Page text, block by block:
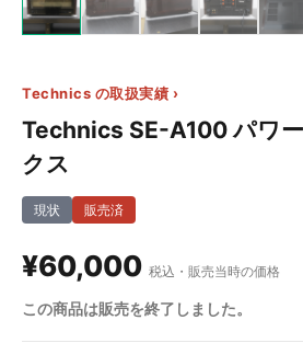
Technics の取扱実績 ›
Technics SE-A100 パワ
クス
販売済
現状
¥60,000 税込・販売当時の価格
この商品は販売を終了しました。